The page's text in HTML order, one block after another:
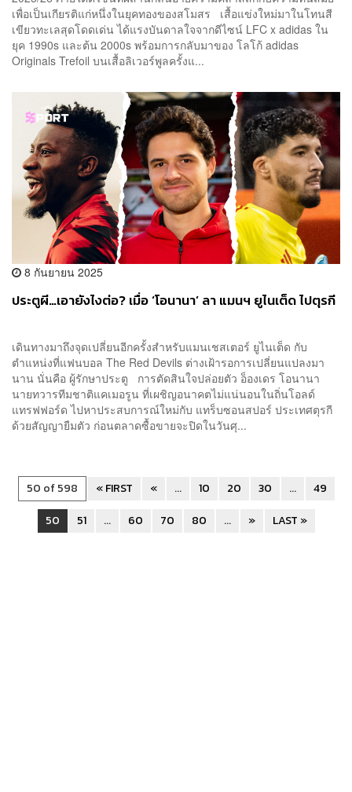
เพื่อเป็นเกียรติแก่หนึ่งในยุคทองของสโมสร เสื้อแข่งใหม่มาในโทนสี
เขียวทะเลสุดโดดเด่น ได้แรงบันดาลใจจากดีไซน์ LFC x adidas ใน
ยุค 1990s และต้น 2000s พร้อมการกลับมาของ โลโก้ adidas
Originals Trefoil บนเสื้อลิเวอร์พูลครั้งแ...
8 กันยายน 2025
ประตูผี…เอายังไงต่อ? เมื่อ ‘โอนานา’ ลา แมนฯ ยูไนเต็ด ไปตุรกี
เดินทางมาถึงจุดเปลี่ยนอีกครั้งสำหรับแมนเชสเตอร์ ยูไนเต็ด กับ
ตำแหน่งที่แฟนบอล The Red Devils ต่างเฝ้ารอการเปลี่ยนแปลงมา
นาน นั่นคือ ผู้รักษาประตู การตัดสินใจปล่อยตัว อ็องเดร โอนานา
นายทวารทีมชาติแคเมอรูน ที่เผชิญอนาคตไม่แน่นอนในถิ่นโอลด์
แทรฟฟอร์ด ไปหาประสบการณ์ใหม่กับ แทร็บซอนสปอร์ ประเทศตุรกี
ด้วยสัญญายืมตัว ก่อนตลาดซื้อขายจะปิดในวันศุ...
50 of 598 « FIRST « ... 10 20 30 ...
49
50
51 ... 60 70 80 ... » LAST »